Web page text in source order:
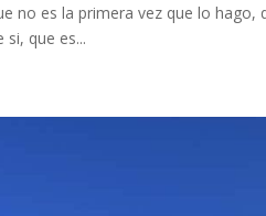
no es la primera vez que lo
si, que es...